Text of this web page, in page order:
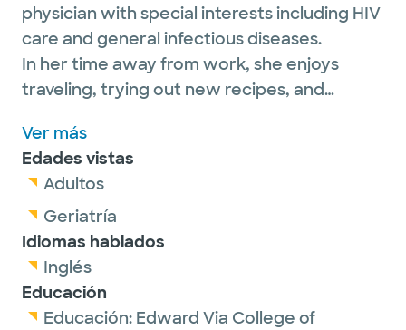
physician with special interests including HIV
care and general infectious diseases.
In her time away from work, she enjoys
traveling, trying out new recipes, and
Ver más
Edades vistas
Adultos
Geriatría
Idiomas hablados
Inglés
Educación
Educación: Edward Via College of